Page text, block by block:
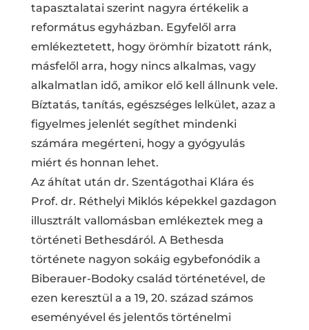
tapasztalatai szerint nagyra értékelik a
református egyházban. Egyfelől arra
emlékeztetett, hogy örömhír bizatott ránk,
másfelől arra, hogy nincs alkalmas, vagy
alkalmatlan idő, amikor elő kell állnunk vele.
Bíztatás, tanítás, egészséges lelkület, azaz a
figyelmes jelenlét segíthet mindenki
számára megérteni, hogy a gyógyulás
miért és honnan lehet.
Az áhítat után dr. Szentágothai Klára és
Prof. dr. Réthelyi Miklós képekkel gazdagon
illusztrált vallomásban emlékeztek meg a
történeti Bethesdáról. A Bethesda
története nagyon sokáig egybefonódik a
Biberauer-Bodoky család történetével, de
ezen keresztül a a 19, 20. század számos
eseményével és jelentős történelmi